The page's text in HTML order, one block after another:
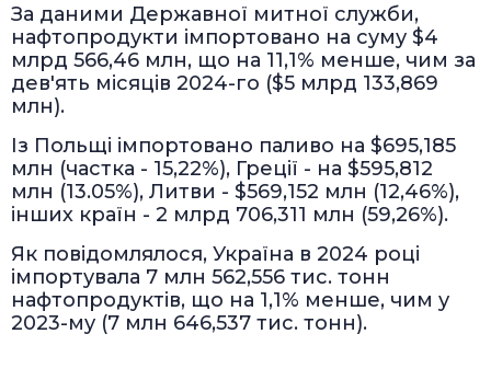
За даними Державної митної служби,
нафтопродукти імпортовано на суму $4
млрд 566,46 млн, що на 11,1% менше, чим за
дев'ять місяців 2024-го ($5 млрд 133,869
млн).
Із Польщі імпортовано паливо на $695,185
млн (частка - 15,22%), Греції - на $595,812
млн (13.05%), Литви - $569,152 млн (12,46%),
інших країн - 2 млрд 706,311 млн (59,26%).
Як повідомлялося, Україна в 2024 році
імпортувала 7 млн 562,556 тис. тонн
нафтопродуктів, що на 1,1% менше, чим у
2023-му (7 млн 646,537 тис. тонн).